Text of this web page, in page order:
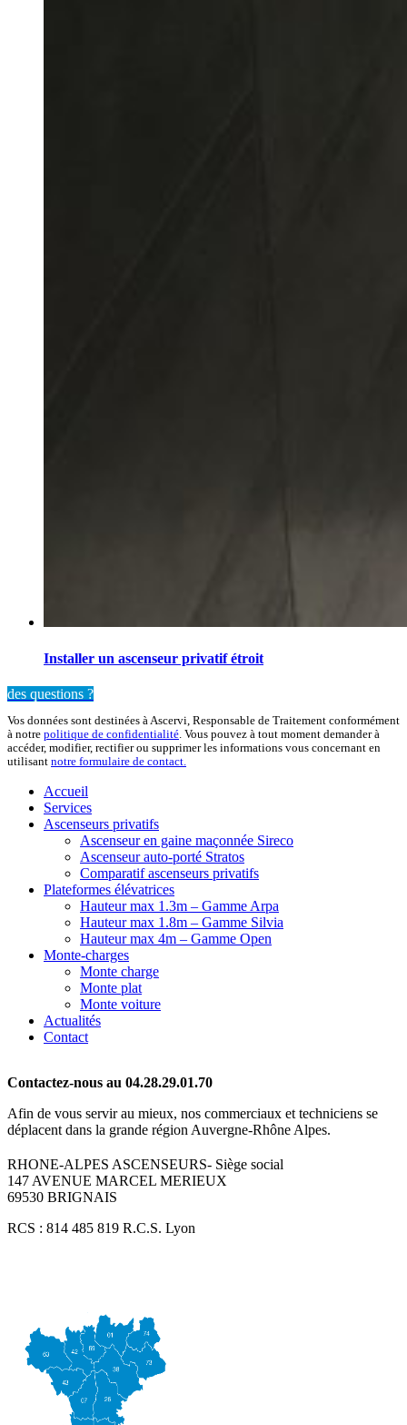
Installer un ascenseur privatif étroit
des questions ?
Vos données sont destinées à Ascervi, Responsable de Traitement conformément
à notre politique de confidentialité . Vous pouvez à tout moment demander à
accéder, modifier, rectifier ou supprimer les informations vous concernant en
utilisant notre formulaire de contact.
Accueil
Services
Ascenseurs privatifs
Ascenseur en gaine maçonnée Sireco
Ascenseur auto-porté Stratos
Comparatif ascenseurs privatifs
Plateformes élévatrices
Hauteur max 1.3m – Gamme Arpa
Hauteur max 1.8m – Gamme Silvia
Hauteur max 4m – Gamme Open
Monte-charges
Monte charge
Monte plat
Monte voiture
Actualités
Contact
Contactez-nous au 04.28.29.01.70
Afin de vous servir au mieux, nos commerciaux et techniciens se
déplacent dans la grande région Auvergne-Rhône Alpes.
RHONE-ALPES ASCENSEURS- Siège social
147 AVENUE MARCEL MERIEUX
69530 BRIGNAIS
RCS : 814 485 819 R.C.S. Lyon